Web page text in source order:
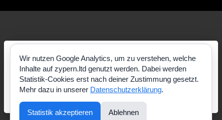
Wir nutzen Google Analytics, um zu verstehen, welche
Inhalte auf zypern.ltd genutzt werden. Dabei werden
Statistik-Cookies erst nach deiner Zustimmung gesetzt.
Mehr dazu in unserer Datenschutzerklärung.
Statistik akzeptieren Ablehnen